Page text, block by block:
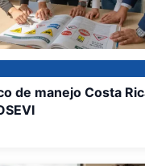
de manejo Costa